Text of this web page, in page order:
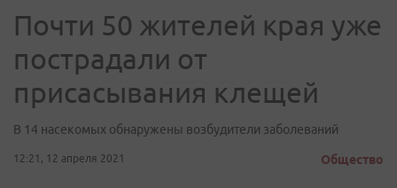
Почти 50 жителей края уже
пострадали от
присасывания клещей
В 14 насекомых обнаружены возбудители заболеваний
12:21, 12 апреля 2021 Общество